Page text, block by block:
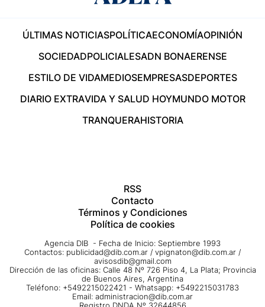
ÚLTIMAS NOTICIASPOLÍTICAECONOMÍAOPINIÓN
SOCIEDADPOLICIALESADN BONAERENSE
ESTILO DE VIDAMEDIOSEMPRESASDEPORTES
DIARIO EXTRAVIDA Y SALUD HOYMUNDO MOTOR
TRANQUERAHISTORIA
RSS
Contacto
Términos y Condiciones
Política de cookies
Agencia DIB - Fecha de Inicio: Septiembre 1993
Contactos: publicidad@dib.com.ar / vpignaton@dib.com.ar /
avisosdib@gmail.com
Dirección de las oficinas: Calle 48 Nº 726 Piso 4, La Plata; Provincia
de Buenos Aires, Argentina
Teléfono: +5492215022421 - Whatsapp: +5492215031783
Email: administracion@dib.com.ar